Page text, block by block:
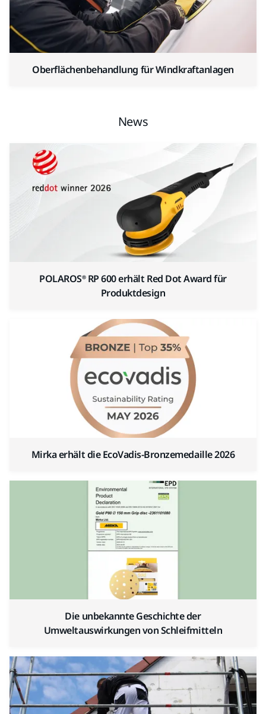
Oberflächenbehandlung für Windkraftanlagen
News
POLAROS® RP 600 erhält Red Dot Award für
Produktdesign
Mirka erhält die EcoVadis-Bronzemedaille 2026
Die unbekannte Geschichte der
Umweltauswirkungen von Schleifmitteln